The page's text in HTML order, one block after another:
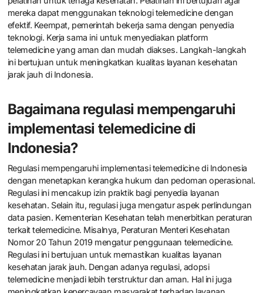
mereka dapat menggunakan teknologi telemedicine dengan
efektif. Keempat, pemerintah bekerja sama dengan penyedia
teknologi. Kerja sama ini untuk menyediakan platform
telemedicine yang aman dan mudah diakses. Langkah-langkah
ini bertujuan untuk meningkatkan kualitas layanan kesehatan
jarak jauh di Indonesia.
Bagaimana regulasi mempengaruhi
implementasi telemedicine di
Indonesia?
Regulasi mempengaruhi implementasi telemedicine di Indonesia
dengan menetapkan kerangka hukum dan pedoman operasional.
Regulasi ini mencakup izin praktik bagi penyedia layanan
kesehatan. Selain itu, regulasi juga mengatur aspek perlindungan
data pasien. Kementerian Kesehatan telah menerbitkan peraturan
terkait telemedicine. Misalnya, Peraturan Menteri Kesehatan
Nomor 20 Tahun 2019 mengatur penggunaan telemedicine.
Regulasi ini bertujuan untuk memastikan kualitas layanan
kesehatan jarak jauh. Dengan adanya regulasi, adopsi
telemedicine menjadi lebih terstruktur dan aman. Hal ini juga